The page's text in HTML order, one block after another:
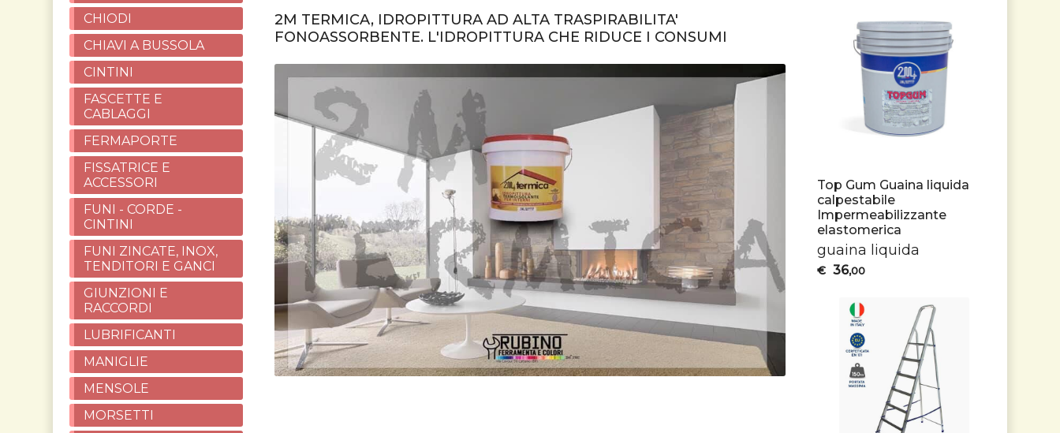
2M TERMICA, IDROPITTURA AD ALTA TRASPIRABILITA'
FONOASSORBENTE. L'IDROPITTURA CHE RIDUCE I CONSUMI
CHIODI
CHIAVI A BUSSOLA
CINTINI
FASCETTE E
CABLAGGI
FERMAPORTE
FISSATRICE E
ACCESSORI
FUNI - CORDE -
CINTINI
FUNI ZINCATE, INOX,
TENDITORI E GANCI
GIUNZIONI E
RACCORDI
LUBRIFICANTI
MANIGLIE
MENSOLE
MORSETTI
Top Gum Guaina liquida
calpestabile
Impermeabilizzante
elastomerica
guaina liquida
€ 36,00